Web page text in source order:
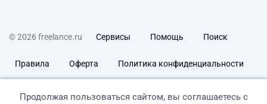
© 2026 freelance.ru Сервисы Помощь Поиск
Правила Оферта Политика конфиденциальности
Продолжая пользоваться сайтом, вы соглашаетесь с